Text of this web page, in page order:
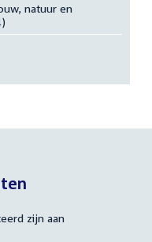
natuur en
zijn aan